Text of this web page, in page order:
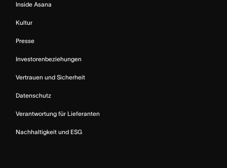
Inside Asana
Kultur
Presse
Investorenbeziehungen
Vertrauen und Sicherheit
Datenschutz
Verantwortung für Lieferanten
Nachhaltigkeit und ESG